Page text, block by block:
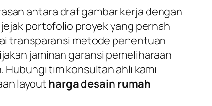
antara draf gambar kerja dengan
portofolio proyek yang pernah
transparansi metode penentuan
jaminan garansi pemeliharaan
tim konsultan ahli kami
layoutharga desain rumah